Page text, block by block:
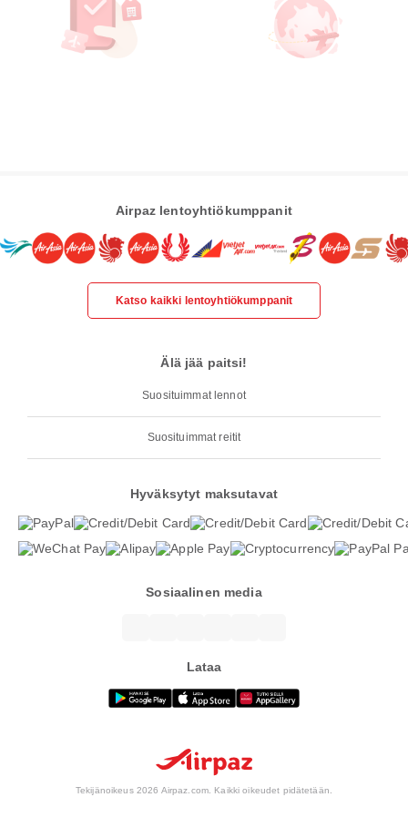
Airpaz lentoyhtiökumppanit
Katso kaikki lentoyhtiökumppanit
Älä jää paitsi!
Suosituimmat lennot
Suosituimmat reitit
Hyväksytyt maksutavat
Sosiaalinen media
Lataa
Tekijänoikeus 2026 Airpaz.com. Kaikki oikeudet pidätetään.